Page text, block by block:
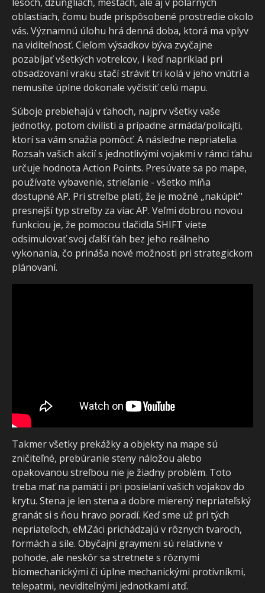
oblastiach, čomu bude prispôsobené prostredie okolo
vás. Významnú úlohu hrá denná doba, ktorá ma vplyv
na viditeľnosť. Cieľom výsadkov býva zvyčajne
pozabíjať všetkých votrelcov, i keď napríklad pri
obsadzovaní vraku stačí stráviť tri kolá v jeho vnútri a
nemusíte úplne dokonale vyčistiť celú mapu.
Súboje prebiehajú v ťahoch, najprv všetky vaše
jednotky, potom civilisti a prípadne armáda/policajti,
ktorí sa vám snažia pomôcť. A následne nepriatelia.
Rozsah vašich akcií s jednotlivými vojakmi v rámci ťahu
určuje hodnota Action Points. Presúvate sa po mape,
používate vybavenie, strieľanie - všetko míňa
dostupné AP. Pri streľbe platí, že je možné „nakúpiť"
presnejší typ streľby za viac AP. Veľmi dobrou novou
funkciou je, že pomocou tlačidla SHIFT viete
odsimulovať svoj ďalší ťah bez jeho reálneho
vykonania, čo prináša nové možnosti pri strategickom
plánovaní.
Takmer všetky prekážky a objekty na mape sú
zničiteľné, prebúranie steny náložou alebo
opakovanou streľbou nie je žiadny problém. Toto
treba mať na pamäti i pri posielaní vašich vojakov do
krytu. Stena je len stena a dobre mierený nepriateľský
granát si s ňou hravo poradí. Keď sme už pri tých
nepriateľoch, eMZáci prichádzajú v rôznych tvaroch,
formách a sile. Obyčajní graymeni sú relatívne v
pohode, ale neskôr sa stretnete s rôznymi
biomechanickými či úplne mechanickými protivníkmi,
telepatmi, neviditeľnými jednotkami atď.